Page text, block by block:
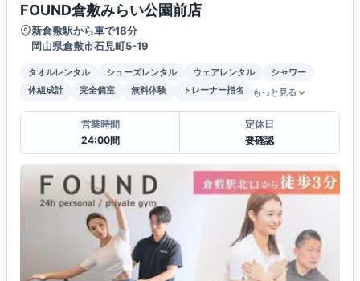
FOUND倉敷みらい公園前店
新倉敷駅から車で18分
岡山県倉敷市石見町5-19
タオルレンタル シューズレンタル ウェアレンタル
シャワー
体組成計
完全個室 無料体験 トレーナー指名 もっと見る
営業時間
24:00間
定休日
要確認